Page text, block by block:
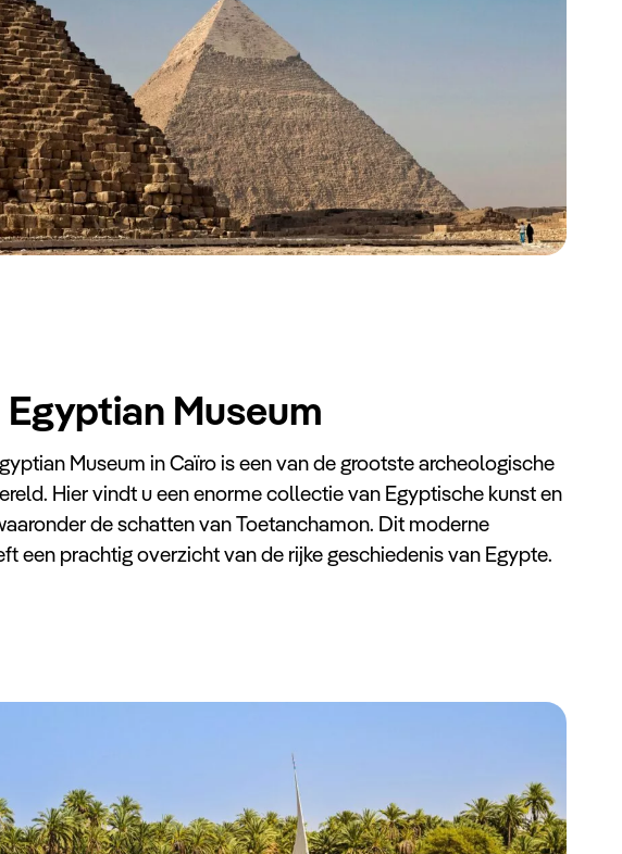
Museum
Museum in Caïro is een van de grootste archeologische
Hier vindt u een enorme collectie van Egyptische kunst en
de schatten van Toetanchamon. Dit moderne
een prachtig overzicht van de rijke geschiedenis van Egypte.